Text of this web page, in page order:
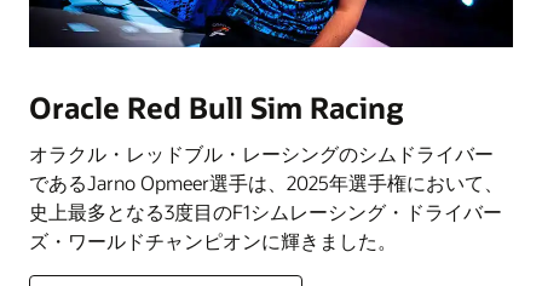
Oracle Red Bull Sim Racing
オラクル・レッドブル・レーシングのシムドライバー
であるJarno Opmeer選手は、2025年選手権において、
史上最多となる3度目のF1シムレーシング・ドライバー
ズ・ワールドチャンピオンに輝きました。